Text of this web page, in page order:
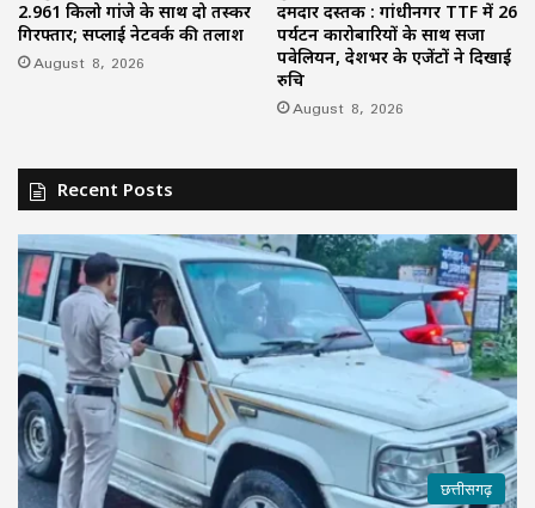
2.961 किलो गांजे के साथ दो तस्कर
गिरफ्तार; सप्लाई नेटवर्क की तलाश
August 8, 2026
दमदार दस्तक : गांधीनगर TTF में 26
पर्यटन कारोबारियों के साथ सजा
पवेलियन, देशभर के एजेंटों ने दिखाई
रुचि
August 8, 2026
Recent Posts
छत्तीसगढ़